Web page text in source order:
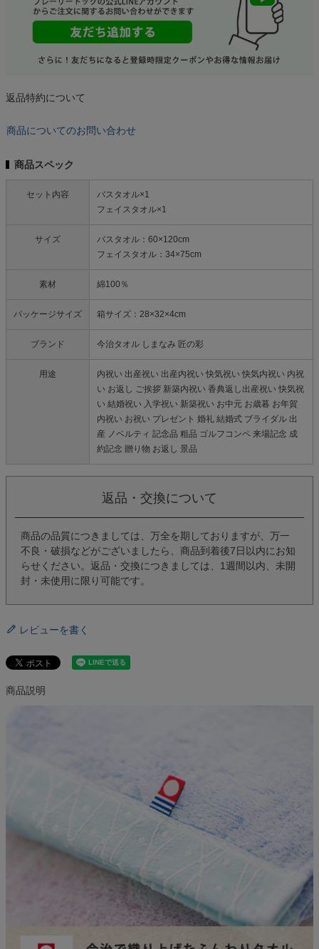
返品特約について
商品についてのお問い合わせ
商品スペック
セット内容
バスタオル×1
フェイスタオル×1
サイズ
バスタオル：60×120cm
フェイスタオル：34×75cm
素材 綿100％
パッケージサイズ 箱サイズ：28×32×4cm
ブランド 今治タオル しまなみ 匠の彩
用途
内祝い 出産祝い 出産内祝い 快気祝い 快気内祝い 内祝
い お返し ご挨拶 新築内祝い 香典返し出産祝い 快気祝
い 結婚祝い 入学祝い 新築祝い お中元 お歳暮 お年賀
内祝い お祝い プレゼント 婚礼 結婚式 ブライダル 出
産 ノベルティ 記念品 粗品 ゴルフコンペ 来場記念 成
約記念 贈り物 お返し 景品
返品・交換について
商品の品質につきましては、万全を期しておりますが、万一
不良・破損などがございましたら、商品到着後7日以内にお知
らせください。返品・交換につきましては、1週間以内、未開
封・未使用に限り可能です。
レビューを書く
商品説明